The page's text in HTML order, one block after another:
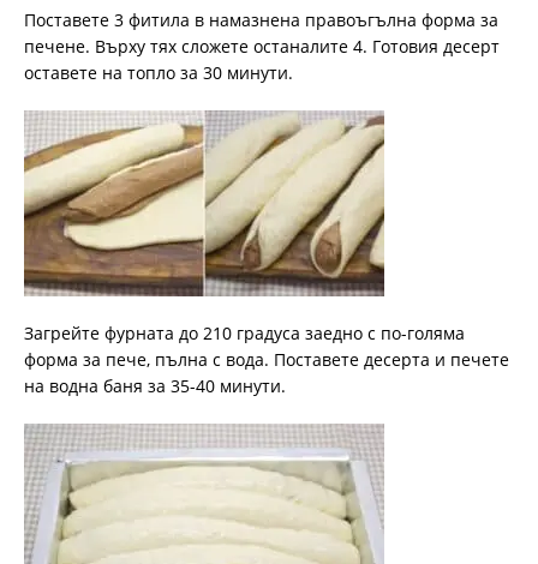
Поставете 3 фитила в намазнена правоъгълна форма за
печене. Върху тях сложете останалите 4. Готовия десерт
оставете на топло за 30 минути.
Загрейте фурната до 210 градуса заедно с по-голяма
форма за пече, пълна с вода. Поставете десерта и печете
на водна баня за 35-40 минути.